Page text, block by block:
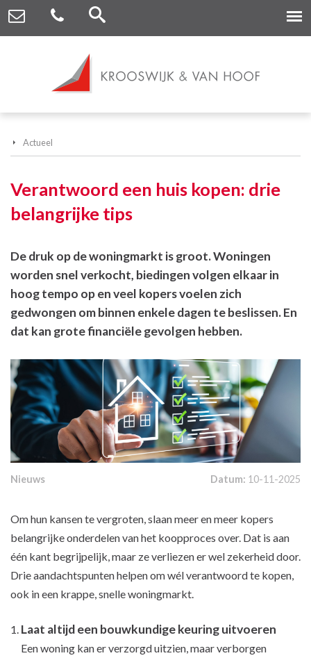
Actueel
Verantwoord een huis kopen: drie
belangrijke tips
De druk op de woningmarkt is groot. Woningen
worden snel verkocht, biedingen volgen elkaar in
hoog tempo op en veel kopers voelen zich
gedwongen om binnen enkele dagen te beslissen. En
dat kan grote financiële gevolgen hebben.
Nieuws Datum: 10-11-2025
Om hun kansen te vergroten, slaan meer en meer kopers
belangrijke onderdelen van het koopproces over. Dat is aan
één kant begrijpelijk, maar ze verliezen er wel zekerheid door.
Drie aandachtspunten helpen om wél verantwoord te kopen,
ook in een krappe, snelle woningmarkt.
Laat altijd een bouwkundige keuring uitvoeren
Een woning kan er verzorgd uitzien, maar verborgen